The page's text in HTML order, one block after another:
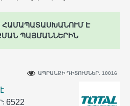
ՀԱՄԱՊԱՏԱՍԽԱՆՈՒՄ Է
ՊԱՅՄԱՆՆԵՐԻՆ
6522
ԱՊՐԱՆՔԻ ԴԻՏՈՒՄՆԵՐ. 10016